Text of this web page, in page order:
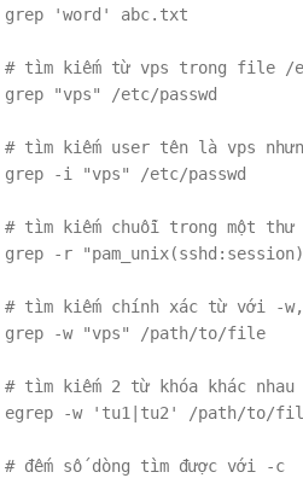
grep 'word' abc.txt
# tìm kiếm từ vps trong file /
grep "vps" /etc/passwd
# tìm kiếm user tên là vps
grep -i "vps" /etc/passwd
# tìm kiếm chuỗi trong một thư
grep -r
# tìm kiếm chính xác từ với -w,
grep -w "vps" /path/to/file
# tìm kiếm 2 từ khóa khác nhau
egrep -w 'tu1|tu2' /path/to/
# đếm số dòng tìm được với -c